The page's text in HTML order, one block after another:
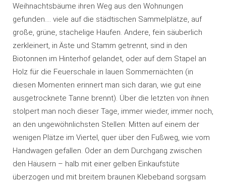
Weihnachtsbäume ihren Weg aus den Wohnungen
gefunden…. viele auf die städtischen Sammelplätze, auf
große, grüne, stachelige Haufen. Andere, fein säuberlich
zerkleinert, in Äste und Stamm getrennt, sind in den
Biotonnen im Hinterhof gelandet, oder auf dem Stapel an
Holz für die Feuerschale in lauen Sommernächten (in
diesen Momenten erinnert man sich daran, wie gut eine
ausgetrocknete Tanne brennt). Über die letzten von ihnen
stolpert man noch dieser Tage, immer wieder, immer noch,
an den ungewöhnlichsten Stellen: Mitten auf einem der
wenigen Plätze im Viertel, quer über den Fußweg, wie vom
Handwagen gefallen. Oder an dem Durchgang zwischen
den Häusern – halb mit einer gelben Einkaufstüte
überzogen und mit breitem braunen Klebeband sorgsam